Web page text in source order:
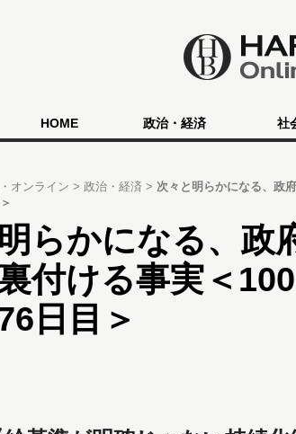
HOME 政治・経済 社
オンライン 政治・経済
次々と明らかになる、政
らかになる、政
付ける事実＜
日目＞